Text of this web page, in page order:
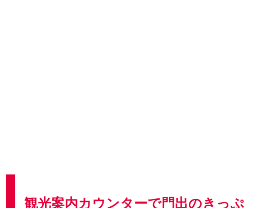
観光案内カウンターで門出のきっぷ